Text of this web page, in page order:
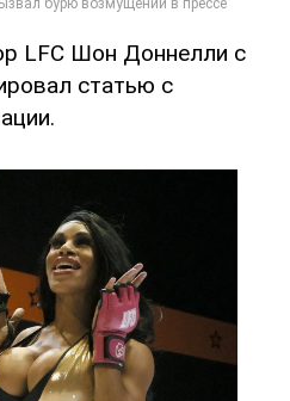
LFC Шон Доннелли с
статью с